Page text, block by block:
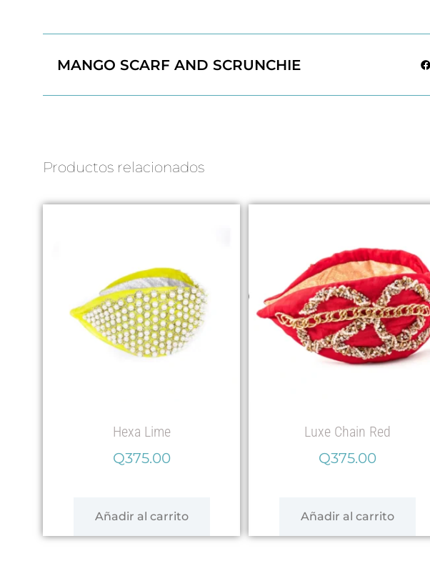
MANGO SCARF AND SCRUNCHIE
Productos relacionados
Hexa Lime
Q375.00
Añadir al carrito
Luxe Chain Red
Q375.00
Añadir al carrito